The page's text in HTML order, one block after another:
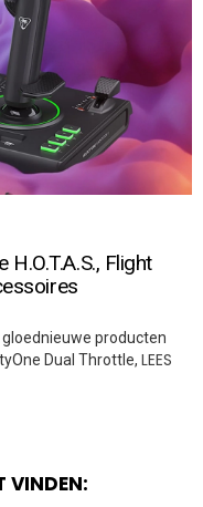
Flight
producten
Dual Throttle, LEES
VINDEN: